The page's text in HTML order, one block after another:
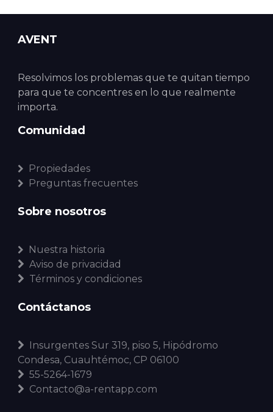
AVENT
Resolvimos los problemas que te quitan tiempo
para que te concentres en lo que realmente
importa.
Comunidad
Propiedades
Preguntas frecuentes
Sobre nosotros
Nuestra historia
Aviso de privacidad
Términos y condiciones
Contáctanos
Insurgentes Sur 319, piso 5, Hipódromo
Condesa, Cuauhtémoc, CP 06100
55-5264-1679
Contacto@a-rentapp.com